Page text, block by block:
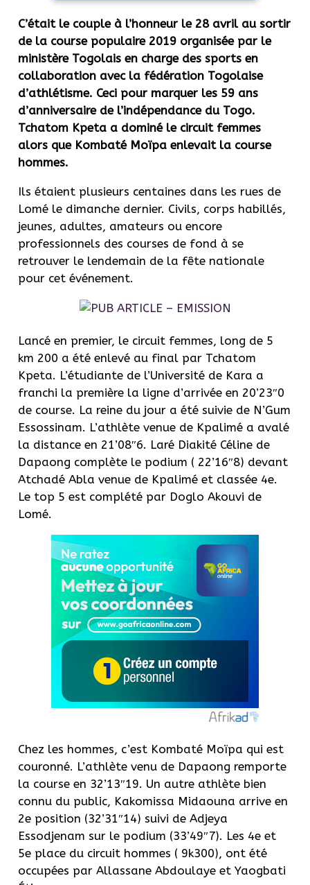
C’était le couple à l’honneur le 28 avril au sortir
de la course populaire 2019 organisée par le
ministère Togolais en charge des sports en
collaboration avec la fédération Togolaise
d’athlétisme. Ceci pour marquer les 59 ans
d’anniversaire de l’indépendance du Togo.
Tchatom Kpeta a dominé le circuit femmes
alors que Kombaté Moïpa enlevait la course
hommes.
Ils étaient plusieurs centaines dans les rues de
Lomé le dimanche dernier. Civils, corps habillés,
jeunes, adultes, amateurs ou encore
professionnels des courses de fond à se
retrouver le lendemain de la fête nationale
pour cet événement.
Lancé en premier, le circuit femmes, long de 5
km 200 a été enlevé au final par Tchatom
Kpeta. L’étudiante de l’Université de Kara a
franchi la première la ligne d’arrivée en 20’23″0
de course. La reine du jour a été suivie de N’Gum
Essossinam. L’athlète venue de Kpalimé a avalé
la distance en 21’08″6. Laré Diakité Céline de
Dapaong complète le podium ( 22’16″8) devant
Atchadé Abla venue de Kpalimé et classée 4e.
Le top 5 est complété par Doglo Akouvi de
Lomé.
Chez les hommes, c’est Kombaté Moïpa qui est
couronné. L’athlète venu de Dapaong remporte
la course en 32’13″19. Un autre athlète bien
connu du public, Kakomissa Midaouna arrive en
2e position (32’31″14) suivi de Adjeya
Essodjenam sur le podium (33’49″7). Les 4e et
5e place du circuit hommes ( 9k300), ont été
occupées par Allassane Abdoulaye et Yaogbati